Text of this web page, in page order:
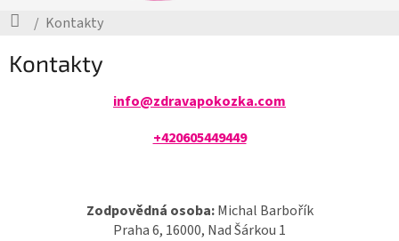
Domů
Kontakty
Kontakty
info@zdravapokozka.com
+420605449449
Zodpovědná osoba:Michal Barbořík
Praha 6, 16000, Nad Šárkou 1